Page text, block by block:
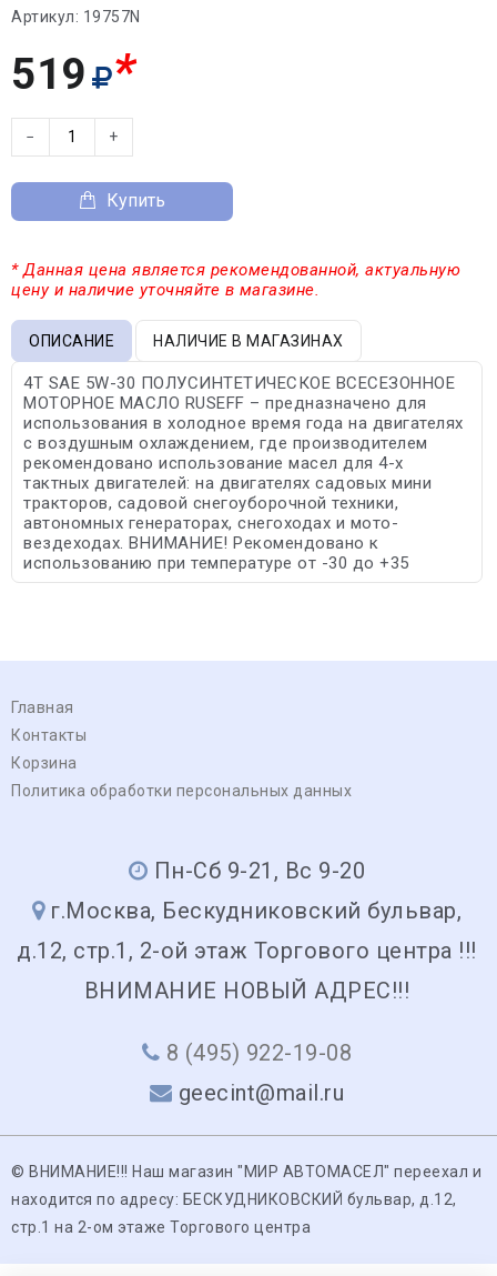
Артикул: 19757N
519 *
− +
Купить
* Данная цена является рекомендованной, актуальную
цену и наличие уточняйте в магазине.
ОПИСАНИЕ НАЛИЧИЕ В МАГАЗИНАХ
4T SAE 5W-30 ПОЛУСИНТЕТИЧЕСКОЕ ВСЕСЕЗОННОЕ
МОТОРНОЕ МАСЛО RUSEFF – предназначено для
использования в холодное время года на двигателях
c воздушным охлаждением, где производителем
рекомендовано использование масел для 4-х
тактных двигателей: на двигателях садовых мини
тракторов, садовой снегоуборочной техники,
автономных генераторах, снегоходах и мото-
вездеходах. ВНИМАНИЕ! Рекомендовано к
использованию при температуре от -30 до +35
Главная
Контакты
Корзина
Политика обработки персональных данных
Пн-Сб 9-21, Вс 9-20
г.Москва, Бескудниковский бульвар,
д.12, стр.1, 2-ой этаж Торгового центра !!!
ВНИМАНИЕ НОВЫЙ АДРЕС!!!
8 (495) 922-19-08
geecint@mail.ru
© ВНИМАНИЕ!!! Наш магазин "МИР АВТОМАСЕЛ" переехал и
находится по адресу: БЕСКУДНИКОВСКИЙ бульвар, д.12,
стр.1 на 2-ом этаже Торгового центра